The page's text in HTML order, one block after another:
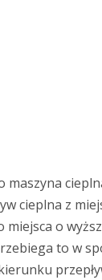
maszyna
cieplna z
o
to w